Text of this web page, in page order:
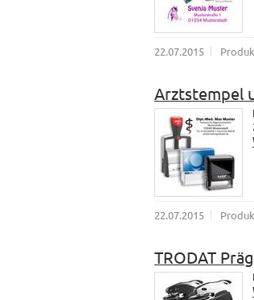
22.07.2015
Arztstempel
22.07.2015
TRODAT